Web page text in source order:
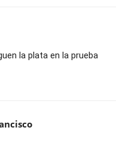
la plata en la prueba